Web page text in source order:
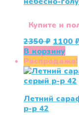
Купите и
2350₽
цена
2350
1100
В корзину
Распродажа!
Летний
р-р 42